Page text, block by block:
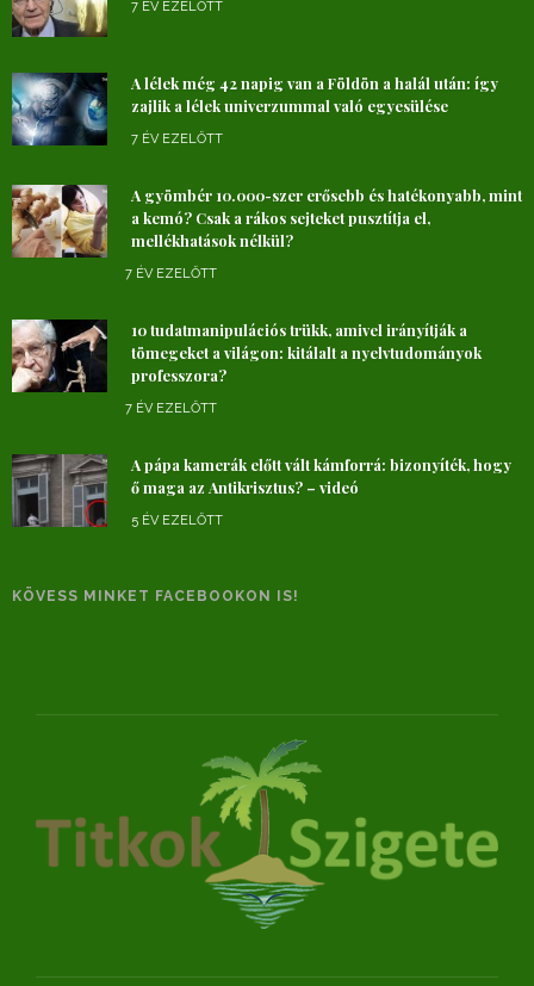
7 ÉV EZELŐTT
A lélek még 42 napig van a Földön a halál után: így
zajlik a lélek univerzummal való egyesülése
7 ÉV EZELŐTT
A gyömbér 10.000-szer erősebb és hatékonyabb, mint
a kemó? Csak a rákos sejteket pusztítja el,
mellékhatások nélkül?
7 ÉV EZELŐTT
10 tudatmanipulációs trükk, amivel irányítják a
tömegeket a világon: kitálalt a nyelvtudományok
professzora?
7 ÉV EZELŐTT
A pápa kamerák előtt vált kámforrá: bizonyíték, hogy
ő maga az Antikrisztus? – videó
5 ÉV EZELŐTT
KÖVESS MINKET FACEBOOKON IS!